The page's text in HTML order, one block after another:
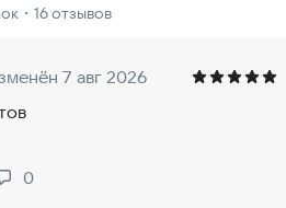
на машинах ДПС должны
для заездов,
・16 отзывов
7 авг 2026
0